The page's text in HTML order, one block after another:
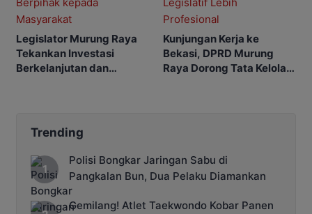
Legislator Murung Raya
Tekankan Investasi
Berkelanjutan dan
Kunjungan Kerja ke
Bekasi, DPRD Murung
Raya Dorong Tata Kelola
Trending
Polisi Bongkar Jaringan Sabu di
Pangkalan Bun, Dua Pelaku Diamankan
Gemilang! Atlet Taekwondo Kobar Panen